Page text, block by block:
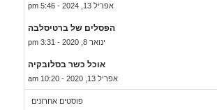
אפריל 13, 2024 - 5:46 pm
הפסלים של ברטיסלבה
ינואר 8, 2020 - 3:31 pm
אוכל כשר בסלובקיה
אפריל 13, 2020 - 10:20 am
פוסטים אחרונים